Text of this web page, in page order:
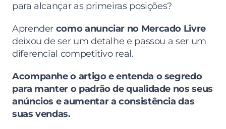
para alcançar as primeiras posições?
Aprender como anunciar no Mercado Livre
deixou de ser um detalhe e passou a ser um
diferencial competitivo real.
Acompanhe o artigo e entenda o segredo
para manter o padrão de qualidade nos seus
anúncios e aumentar a consistência das
suas vendas.